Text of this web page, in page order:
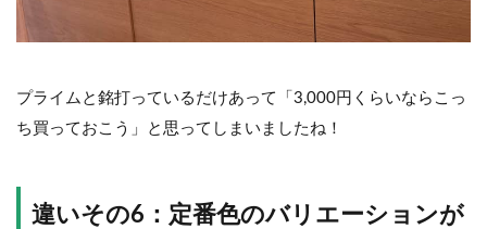
プライムと銘打っているだけあって「3,000円くらいならこっ
ち買っておこう」と思ってしまいましたね！
違いその6：定番色のバリエーションが